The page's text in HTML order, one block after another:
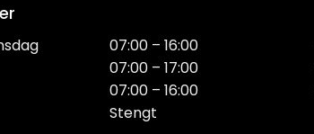
07:00 – 16:00
07:00 – 17:00
07:00 – 16:00
Stengt